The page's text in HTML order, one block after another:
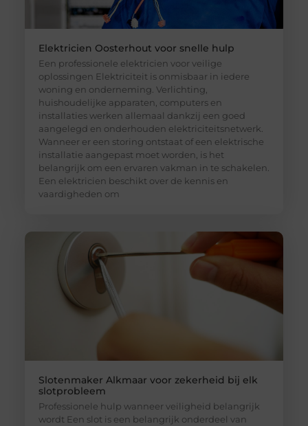
Elektricien Oosterhout voor snelle hulp
Een professionele elektricien voor veilige
oplossingen Elektriciteit is onmisbaar in iedere
woning en onderneming. Verlichting,
huishoudelijke apparaten, computers en
installaties werken allemaal dankzij een goed
aangelegd en onderhouden elektriciteitsnetwerk.
Wanneer er een storing ontstaat of een elektrische
installatie aangepast moet worden, is het
belangrijk om een ervaren vakman in te schakelen.
Een elektricien beschikt over de kennis en
vaardigheden om
Slotenmaker Alkmaar voor zekerheid bij elk
slotprobleem
Professionele hulp wanneer veiligheid belangrijk
wordt Een slot is een belangrijk onderdeel van